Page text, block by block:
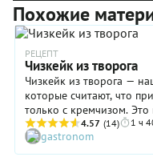
Похожие
РЕЦЕПТ
Чизкейк из творога
Чизкейк из творога —
которые считают, что
только с кремчизом.
получается очень
«сырный» собрат.
следует выбирать
4.57 (14) 1 ч
gastronom